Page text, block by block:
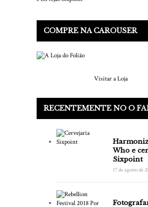
COMPRE NA CAROUSER
Visitar a Loja
RECENTEMENTE NO O
Who e
Sixpoint
17 de agosto de